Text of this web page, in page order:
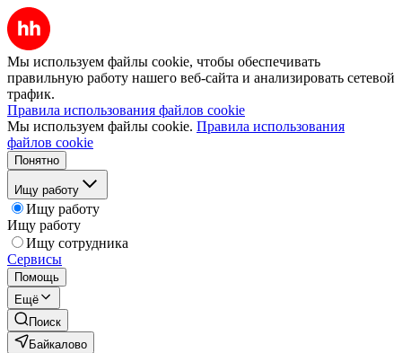
Мы используем файлы cookie, чтобы обеспечивать
правильную работу нашего веб-сайта и анализировать сетевой
трафик.
Правила использования файлов cookie
Мы используем файлы cookie. Правила использования
файлов cookie
Понятно
Ищу работу
Ищу работу
Ищу работу
Ищу сотрудника
Сервисы
Помощь
Ещё
Поиск
Байкалово